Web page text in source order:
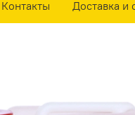
Контакты Доставка и